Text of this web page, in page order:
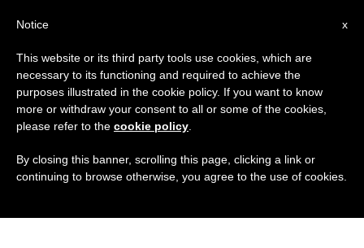
x
Notice
This website or its third party tools use cookies, which are
necessary to its functioning and required to achieve the
purposes illustrated in the cookie policy. If you want to know
more or withdraw your consent to all or some of the cookies,
please refer to the cookie policy
By closing this banner, scrolling this page, clicking a link or
continuing to browse otherwise, you agree to the use of cookies.